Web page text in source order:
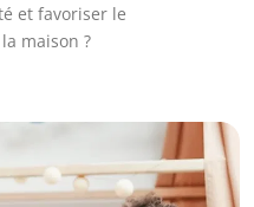
et favoriser le
maison ?